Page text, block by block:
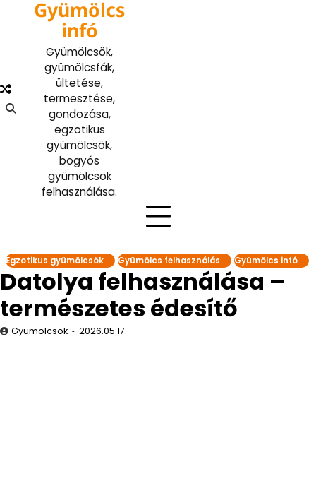
Gyümölcs
infó
Gyümölcsök,
gyümölcsfák,
ültetése,
termesztése,
gondozása,
egzotikus
gyümölcsök,
bogyós
gyümölcsök
felhasználása.
Egzotikus gyümölcsök Gyümölcs felhasználás Gyümölcs infó
Datolya felhasználása –
természetes édesítő
Gyümölcsök 2026.05.17.